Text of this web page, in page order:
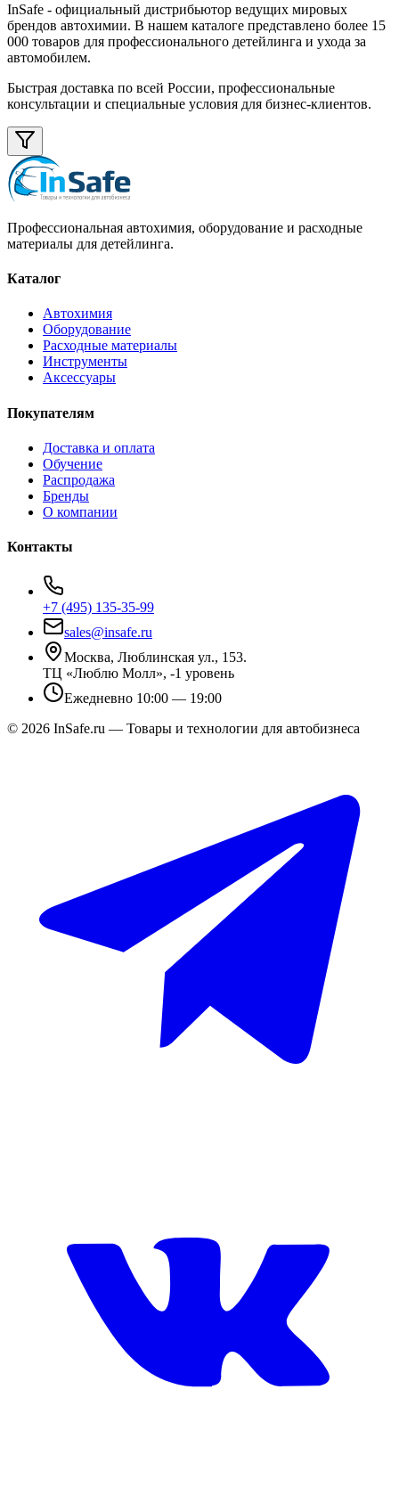
InSafe - официальный дистрибьютор ведущих мировых
брендов автохимии. В нашем каталоге представлено более 15
000 товаров для профессионального детейлинга и ухода за
автомобилем.
Быстрая доставка по всей России, профессиональные
консультации и специальные условия для бизнес-клиентов.
Профессиональная автохимия, оборудование и расходные
материалы для детейлинга.
Каталог
Автохимия
Оборудование
Расходные материалы
Инструменты
Аксессуары
Покупателям
Доставка и оплата
Обучение
Распродажа
Бренды
О компании
Контакты
+7 (495) 135-35-99
sales@insafe.ru
Москва, Люблинская ул., 153.
ТЦ «Люблю Молл», -1 уровень
Ежедневно 10:00 — 19:00
© 2026 InSafe.ru — Товары и технологии для автобизнеса